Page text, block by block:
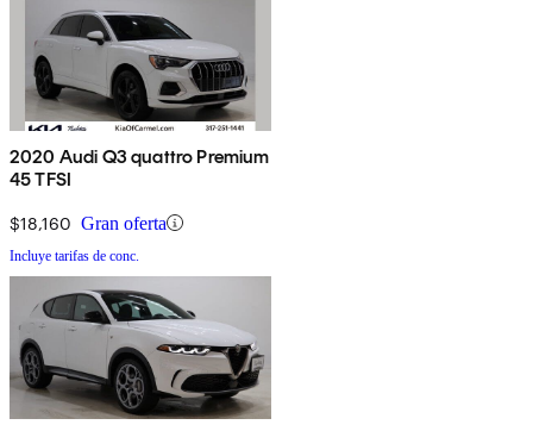
2020 Audi Q3 quattro Premium
45 TFSI
$18,160 Gran oferta
Incluye tarifas de conc.